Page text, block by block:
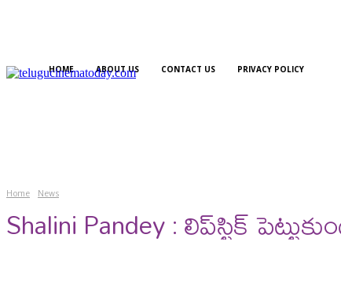
HOME ABOUT US CONTACT US PRIVACY POLICY
Home News
Shalini Pandey : లిప్​స్టిక్